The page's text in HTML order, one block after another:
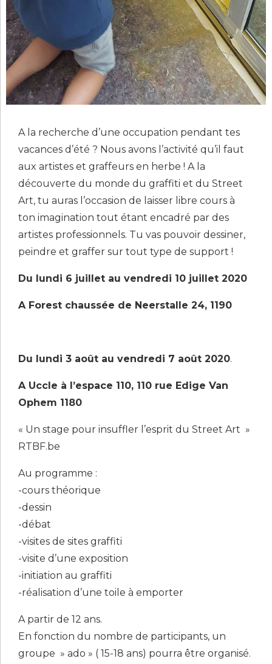
A la recherche d’une occupation pendant tes
vacances d’été ? Nous avons l’activité qu’il faut
aux artistes et graffeurs en herbe ! A la
découverte du monde du graffiti et du Street
Art, tu auras l’occasion de laisser libre cours à
ton imagination tout étant encadré par des
artistes professionnels. Tu vas pouvoir dessiner,
peindre et graffer sur tout type de support !
Du lundi 6 juillet au vendredi 10 juillet 2020
A Forest chaussée de Neerstalle 24, 1190
Du lundi 3 août au vendredi 7 août 2020.
A Uccle à l’espace 110, 110 rue Edige Van
Ophem 1180
« Un stage pour insuffler l’esprit du Street Art »
RTBF.be
Au programme :
-cours théorique
-dessin
-débat
-visites de sites graffiti
-visite d’une exposition
-initiation au graffiti
-réalisation d’une toile à emporter
A partir de 12 ans.
En fonction du nombre de participants, un
groupe » ado » ( 15-18 ans) pourra être organisé.